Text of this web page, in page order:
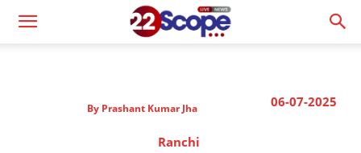
06-07-2025
By Prashant Kumar Jha
Ranchi